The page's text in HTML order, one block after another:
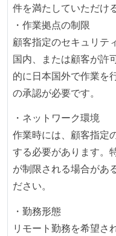
フレックスタイム制
メンバーの多様性
外国籍の開発メン
開発メンバーの新
待遇・福利厚生
入社時には、各自希
イが支給される
選考プロセス
コーディングテスト
技術面接がある（既
テクチャ設計の口頭
件を満たしていただけ
・作業拠点の制限
顧客指定のセキュリテ
国内、または顧客が許
的に日本国外で作業を
の承認が必要です。
・ネットワーク環境
作業時には、顧客指定
する必要があります。
が制限される場合があ
ださい。
・勤務形態
リモート勤務を希望さ